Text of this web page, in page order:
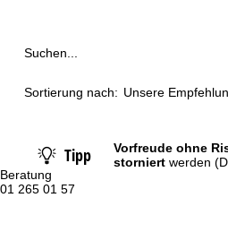
Beratung
01 265 01 57
Suchen...
Sortierung nach: Unsere
Tipp Vorfreude ohne
storniertwerden